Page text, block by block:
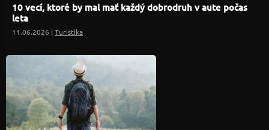
10 vecí, ktoré by mal mať každý dobrodruh v aute počas
leta
11.06.2026 |Turistika